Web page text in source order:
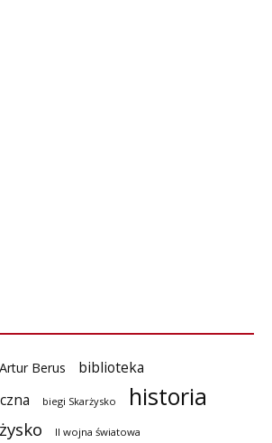
Artur Berus
biblioteka
biegi Skarżysko historia
II wojna światowa